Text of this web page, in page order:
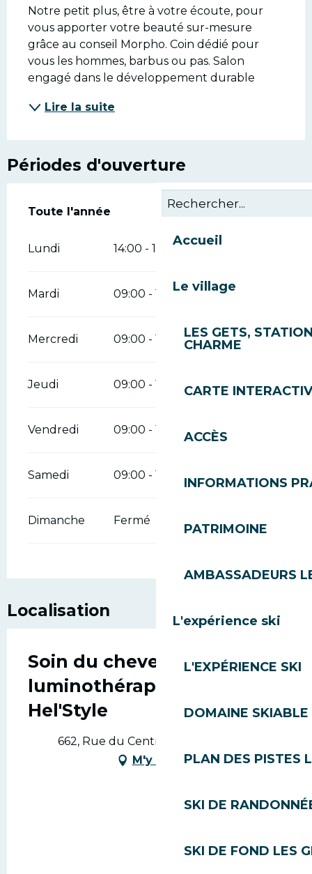
Accueil
Le village
LES GETS,
CHARME
CARTE
ACCÈS
INFORMATIONS
PATRIMOINE
AMBASSADEURS
L'expérience ski
L'EXPÉRIENCE SKI
DOMAINE SKIABLE
PLAN DES PISTES
SKI DE
SKI DE FOND LES
Notre petit plus, être à votre écoute, pour
vous apporter votre beauté sur-mesure
grâce au conseil Morpho. Coin dédié pour
vous les hommes, barbus ou pas. Salon
engagé dans le développement durable
Lire la suite
Périodes d'ouverture
Toute l'année
Toute l'année
Lundi 14:00 - 18:00
Mardi 09:00 - 12:00 14:00 - 18:30
Mercredi 09:00 - 12:00 14:00 - 18:30
Jeudi 09:00 - 12:30 14:00 - 18:30
Vendredi 09:00 - 19:00
Samedi 09:00 - 17:00
Dimanche Fermé
Localisation
Soin du cheveu et
luminothérapie by
Hel'Style
662, Rue du Centre, 74260 Les Gets
M'y rendre